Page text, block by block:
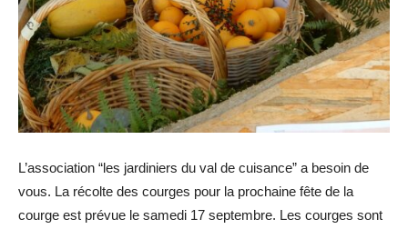
L’association “les jardiniers du val de cuisance” a besoin de
vous. La récolte des courges pour la prochaine fête de la
courge est prévue le samedi 17 septembre. Les courges sont